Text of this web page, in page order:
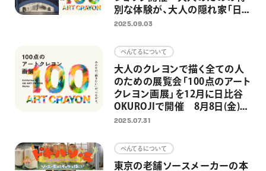
別な体験が、大人の隠れ家「日
比谷OKUROJI」への展示へ
2025.09.03
ぺんてるについて
大人のクレヨンで描く全ての人
のための展覧会「100点のアート
クレヨン画展」を12月に日比谷
OKUROJIで開催 8月8日(金)よ
り作品募集開始
2025.07.31
ぺんてるについて
東京の老舗ソースメーカーの本